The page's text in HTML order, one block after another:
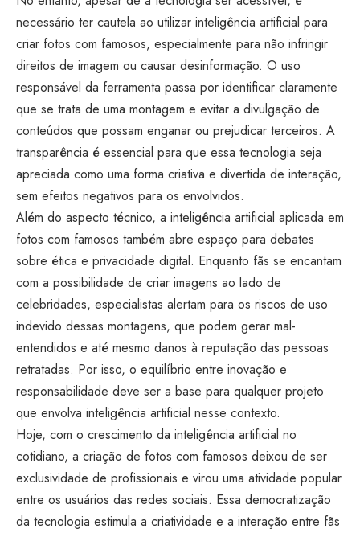
necessário ter cautela ao utilizar inteligência artificial para
criar fotos com famosos, especialmente para não infringir
direitos de imagem ou causar desinformação. O uso
responsável da ferramenta passa por identificar claramente
que se trata de uma montagem e evitar a divulgação de
conteúdos que possam enganar ou prejudicar terceiros. A
transparência é essencial para que essa tecnologia seja
apreciada como uma forma criativa e divertida de interação,
sem efeitos negativos para os envolvidos.
Além do aspecto técnico, a inteligência artificial aplicada em
fotos com famosos também abre espaço para debates
sobre ética e privacidade digital. Enquanto fãs se encantam
com a possibilidade de criar imagens ao lado de
celebridades, especialistas alertam para os riscos de uso
indevido dessas montagens, que podem gerar mal-
entendidos e até mesmo danos à reputação das pessoas
retratadas. Por isso, o equilíbrio entre inovação e
responsabilidade deve ser a base para qualquer projeto
que envolva inteligência artificial nesse contexto.
Hoje, com o crescimento da inteligência artificial no
cotidiano, a criação de fotos com famosos deixou de ser
exclusividade de profissionais e virou uma atividade popular
entre os usuários das redes sociais. Essa democratização
da tecnologia estimula a criatividade e a interação entre fãs